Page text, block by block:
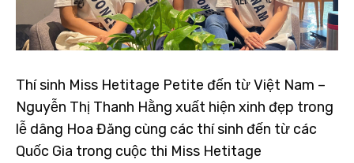
Thí sinh Miss Hetitage Petite đến từ Việt Nam –
Nguyễn Thị Thanh Hằng xuất hiện xinh đẹp trong
lễ dâng Hoa Đăng cùng các thí sinh đến từ các
Quốc Gia trong cuộc thi Miss Hetitage